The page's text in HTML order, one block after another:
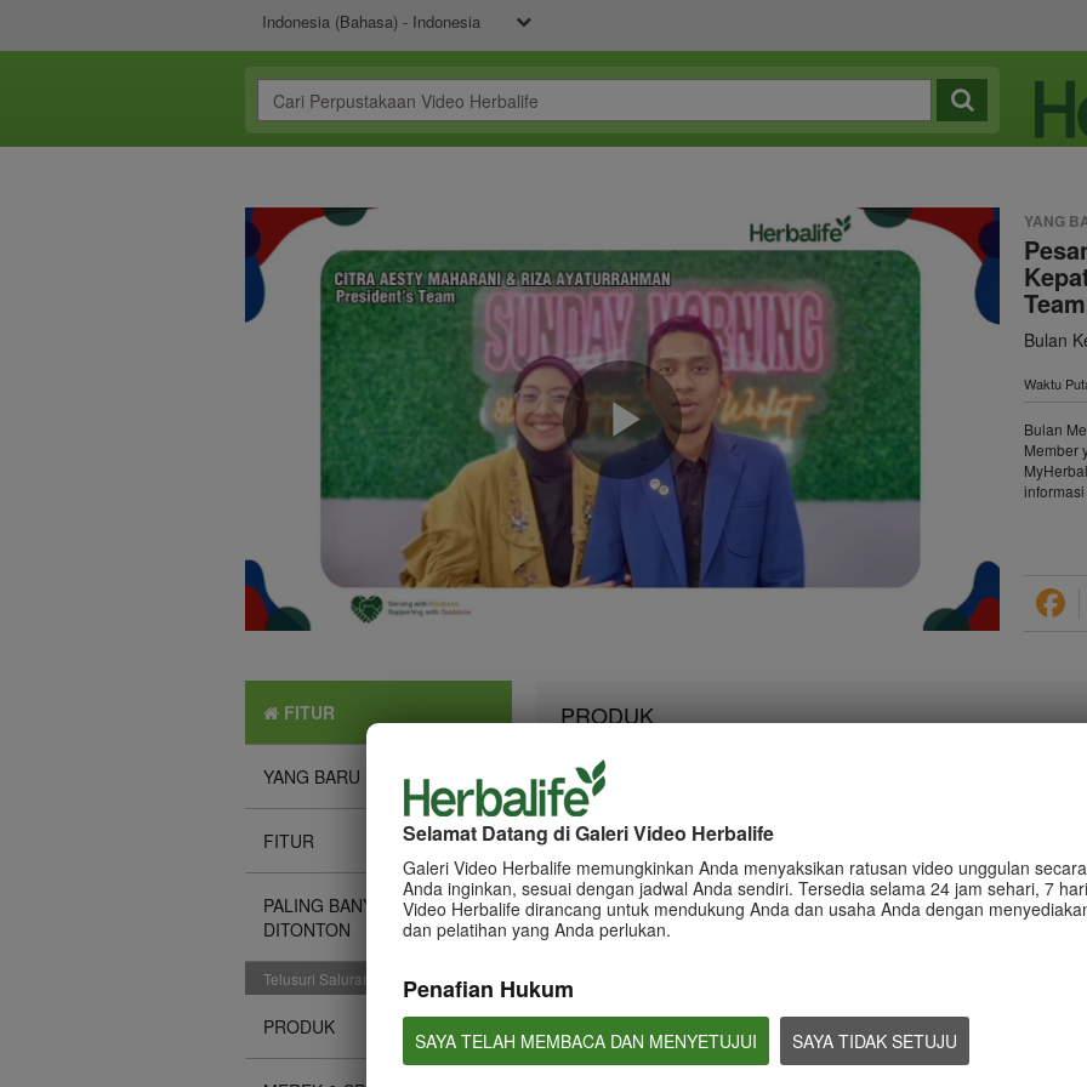
Indonesia (Bahasa) - Indonesia
Selamat Datang di Galeri Video Herbalife
Galeri Video Herbalife memungkinkan Anda menyaksikan ratusan video unggulan
Anda inginkan, sesuai dengan jadwal Anda sendiri. Tersedia selama 24 jam sehari, 7
Video Herbalife dirancang untuk mendukung Anda dan usaha Anda dengan
dan pelatihan yang Anda perlukan.
Penafian Hukum
SAYA TELAH MEMBACA DAN MENYETUJUI SAYA TIDAK SETUJU
Play
Video
YANG
Bulan
Waktu
Bulan
Member
FITUR
YANG BARU
FITUR
PALING BANYAK
DITONTON
Telusuri Saluran
PRODUK
PRODUK
0:58
Informasi dan Tips terkait
Klaim Peluang Bisnis
Apa saja yang boleh dan tidak
boleh dalam membuat klaim
Informasi dan Tips terkait
Klaim Product
Panduan klaim Penghasilan
Informasi dan
Klaim
Panduan klaim
1:10